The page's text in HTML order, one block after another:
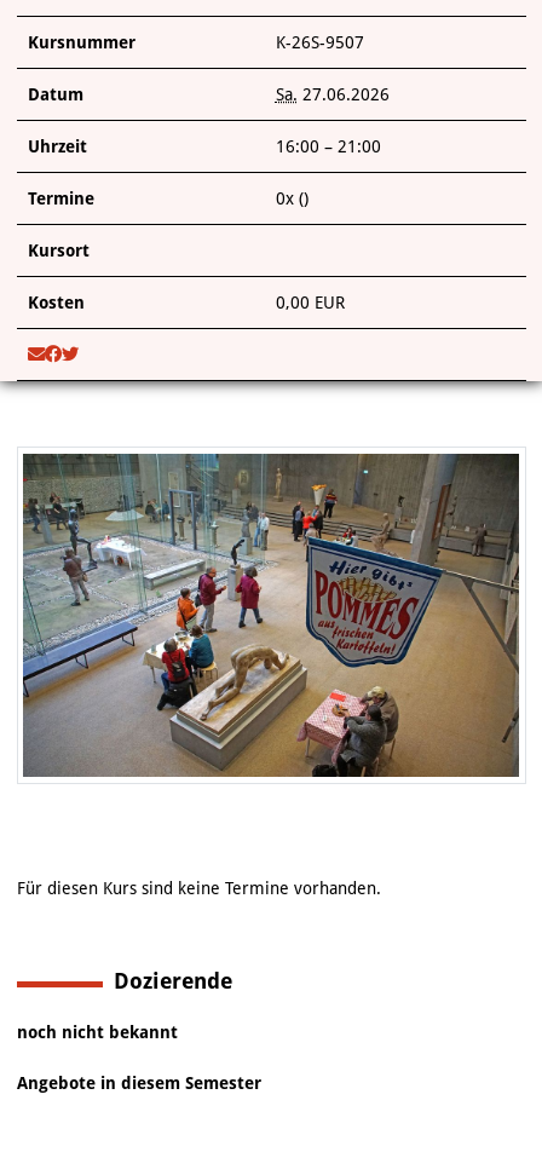
Kursnummer K-26S-9507
Datum Sa. 27.06.2026
Uhrzeit 16:00 – 21:00
Termine 0x ()
Kursort
Kosten 0,00 EUR
Für diesen Kurs sind keine Termine vorhanden.
Dozierende
noch nicht bekannt
Angebote in diesem Semester